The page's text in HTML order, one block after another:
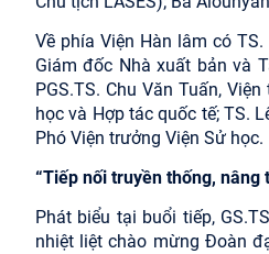
Về phía Viện Hàn lâm có
Giám đốc Nhà xuất bản và
PGS.TS. Chu Văn Tuấn,
học và Hợp tác quốc tế; TS.
Phó Viện trưởng Viện Sử học.
“Tiếp nối truyền thống, nâng
Phát biểu tại buổi tiếp,
nhiệt liệt chào mừng Đoàn